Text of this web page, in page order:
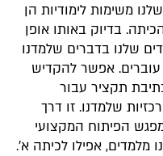
משימות לימודיות הן
בדיוק באותו אופן
שלנו בדברים שלמדנו
אפשר להקדיש
תקציר עבור
שלמדנו. זו דרך
הפיתוח המקצועי
מלמדים, אפילו לכיתה א'.